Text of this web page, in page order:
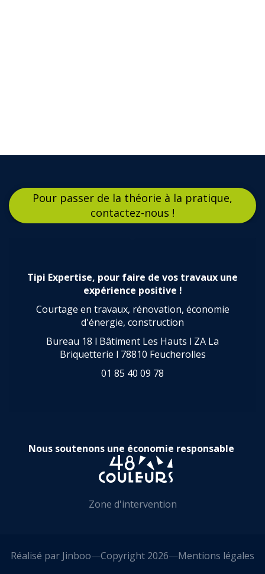
Pour passer de la théorie à la pratique,
contactez-nous !
Tipi Expertise, pour faire de vos travaux une
expérience positive !
Courtage en travaux, rénovation, économie
d'énergie, construction
Bureau 18 l Bâtiment Les Hauts l ZA La
Briquetterie l 78810 Feucherolles
01 85 40 09 78
Nous soutenons une économie responsable
Zone d'intervention
Réalisé par Jinboo—Copyright 2026—Mentions légales